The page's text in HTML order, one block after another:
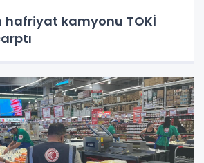
hafriyat kamyonu TOKİ